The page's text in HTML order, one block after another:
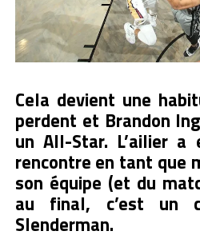
Cela devient une
perdent et Brandon
un All-Star. L’ailier a
rencontre en tant que
son équipe (et du
au final, c’est un
Slenderman.